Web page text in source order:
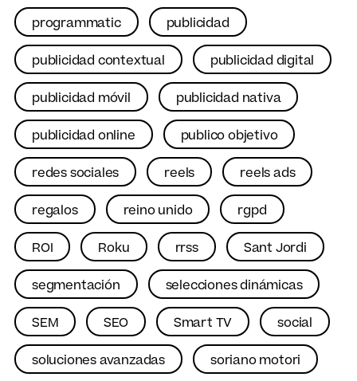
programmatic publicidad
publicidad contextual publicidad digital
publicidad móvil publicidad nativa
publicidad online publico objetivo
redes sociales reels reels ads
regalos reino unido rgpd
ROI Roku rrss Sant Jordi
segmentación selecciones dinámicas
SEM SEO Smart TV social
soluciones avanzadas soriano motori